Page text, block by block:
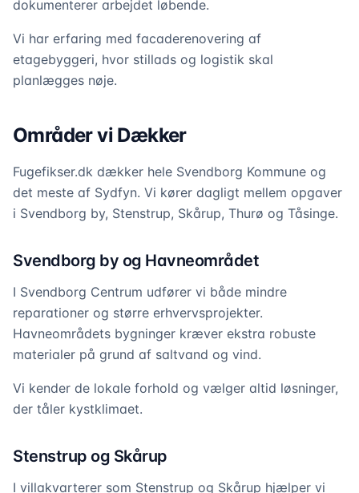
dokumenterer arbejdet løbende.
Vi har erfaring med facaderenovering af
etagebyggeri, hvor stillads og logistik skal
planlægges nøje.
Områder vi Dækker
Fugefikser.dk dækker hele Svendborg Kommune og
det meste af Sydfyn. Vi kører dagligt mellem opgaver
i Svendborg by, Stenstrup, Skårup, Thurø og Tåsinge.
Svendborg by og Havneområdet
I Svendborg Centrum udfører vi både mindre
reparationer og større erhvervsprojekter.
Havneområdets bygninger kræver ekstra robuste
materialer på grund af saltvand og vind.
Vi kender de lokale forhold og vælger altid løsninger,
der tåler kystklimaet.
Stenstrup og Skårup
I villakvarterer som Stenstrup og Skårup hjælper vi